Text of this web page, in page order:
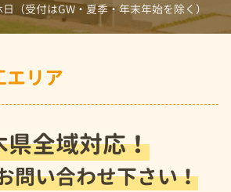
（受付はGW・夏季・年末年始を除く）
エリア
県全域対応！
問い合わせ下さい！